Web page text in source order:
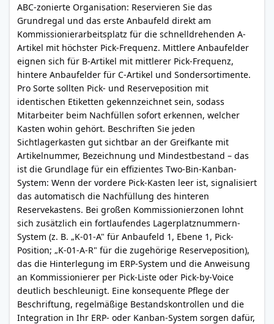
ABC-zonierte Organisation: Reservieren Sie das
Grundregal und das erste Anbaufeld direkt am
Kommissionierarbeitsplatz für die schnelldrehenden A-
Artikel mit höchster Pick-Frequenz. Mittlere Anbaufelder
eignen sich für B-Artikel mit mittlerer Pick-Frequenz,
hintere Anbaufelder für C-Artikel und Sondersortimente.
Pro Sorte sollten Pick- und Reserveposition mit
identischen Etiketten gekennzeichnet sein, sodass
Mitarbeiter beim Nachfüllen sofort erkennen, welcher
Kasten wohin gehört. Beschriften Sie jeden
Sichtlagerkasten gut sichtbar an der Greifkante mit
Artikelnummer, Bezeichnung und Mindestbestand – das
ist die Grundlage für ein effizientes Two-Bin-Kanban-
System: Wenn der vordere Pick-Kasten leer ist, signalisiert
das automatisch die Nachfüllung des hinteren
Reservekastens. Bei großen Kommissionierzonen lohnt
sich zusätzlich ein fortlaufendes Lagerplatznummern-
System (z. B. „K-01-A" für Anbaufeld 1, Ebene 1, Pick-
Position; „K-01-A-R" für die zugehörige Reserveposition),
das die Hinterlegung im ERP-System und die Anweisung
an Kommissionierer per Pick-Liste oder Pick-by-Voice
deutlich beschleunigt. Eine konsequente Pflege der
Beschriftung, regelmäßige Bestandskontrollen und die
Integration in Ihr ERP- oder Kanban-System sorgen dafür,